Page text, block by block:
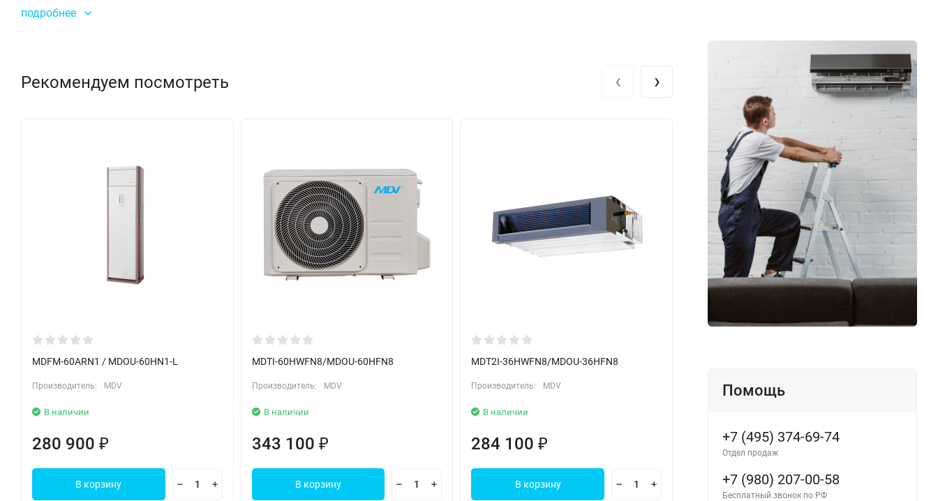
пространства.
+43°C, что делает эту модель универсальной в различных климатических условиях.
подробнее
Рекомендуем посмотреть
MDFM-60ARN1 / MDOU-60HN1-L
Производитель: MDV
В наличии
280 900 ₽
В корзину
MDTI-60HWFN8/MDOU-60HFN8
Производитель: MDV
В наличии
343 100 ₽
В корзину
MDT2I-36HWFN8/MDOU-36HFN8
Производитель: MDV
В наличии
284 100₽
В корзину
Производитель: MDV
343 600₽
В корзину
‹ ›
Помощь
+7 (495) 374-69-74
Отдел продаж
+7 (980) 207-00-58
Бесплатный звонок по РФ